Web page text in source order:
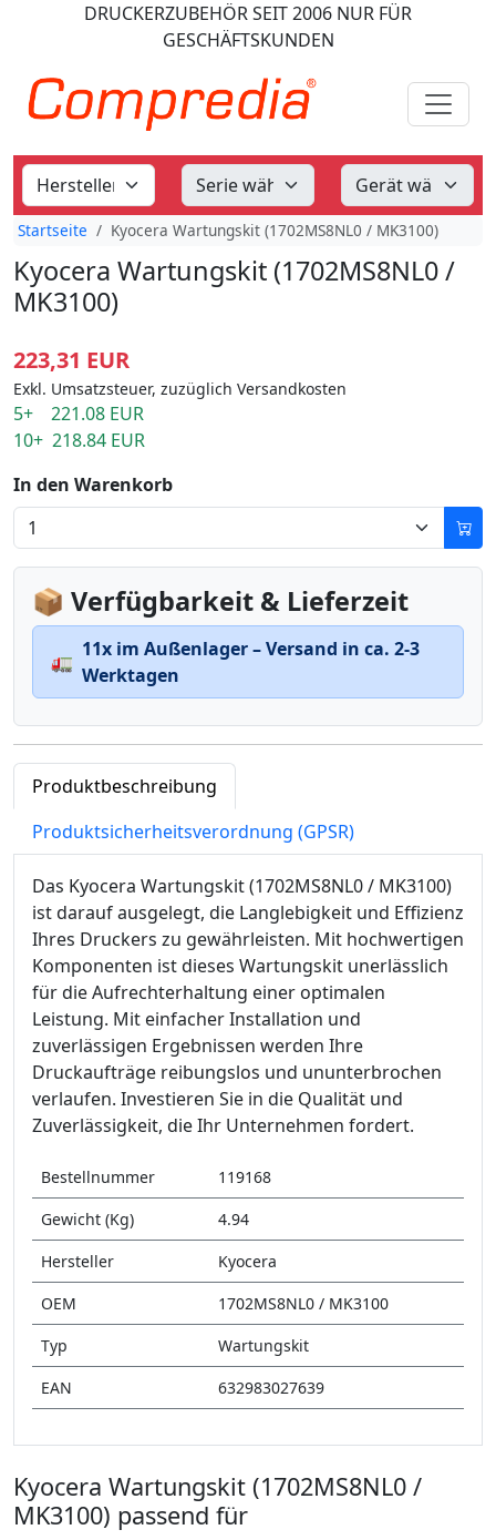
DRUCKERZUBEHÖRSEIT 2006 NUR FÜR
GESCHÄFTSKUNDEN
Startseite Kyocera Wartungskit (1702MS8NL0 / MK3100)
Kyocera Wartungskit (1702MS8NL0 /
MK3100)
223,31 EUR
Exkl. Umsatzsteuer, zuzüglich Versandkosten
5+ 221.08 EUR
10+ 218.84 EUR
In den Warenkorb
📦 Verfügbarkeit & Lieferzeit
🚛
11x im Außenlager – Versand in ca. 2-3
Werktagen
Produktbeschreibung
Produktsicherheitsverordnung (GPSR)
Das Kyocera Wartungskit (1702MS8NL0 / MK3100)
ist darauf ausgelegt, die Langlebigkeit und Effizienz
Ihres Druckers zu gewährleisten. Mit hochwertigen
Komponenten ist dieses Wartungskit unerlässlich
für die Aufrechterhaltung einer optimalen
Leistung. Mit einfacher Installation und
zuverlässigen Ergebnissen werden Ihre
Druckaufträge reibungslos und ununterbrochen
verlaufen. Investieren Sie in die Qualität und
Zuverlässigkeit, die Ihr Unternehmen fordert.
Bestellnummer
119168
Gewicht (Kg)
4.94
Hersteller
Kyocera
OEM
1702MS8NL0 / MK3100
Typ
Wartungskit
EAN
632983027639
Kyocera Wartungskit (1702MS8NL0 /
MK3100) passend für